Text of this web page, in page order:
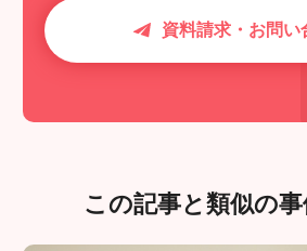
資料請求・お問い
この記事と類似の